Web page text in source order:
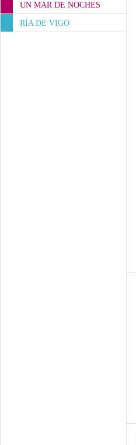
UN MAR DE NOCHES
RÍA DE VIGO